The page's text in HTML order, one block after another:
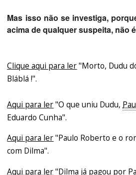
Mas isso não se investiga,
acima de qualquer suspeita, não
Clique aqui para ler"Morto, Dudu
Bláblá !".
Aqui para ler"O que uniu Dudu,
Eduardo Cunha".
Aqui para ler"Paulo Roberto e o
com Dilma".
Aqui para ler"Dilma já pagou por